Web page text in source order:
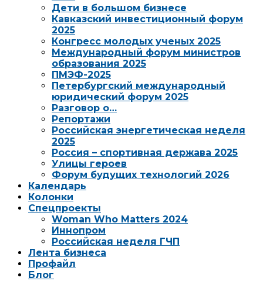
Дети в большом бизнесе
Кавказский инвестиционный форум
2025
Конгресс молодых ученых 2025
Международный форум министров
образования 2025
ПМЭФ-2025
Петербургский международный
юридический форум 2025
Разговор о…
Репортажи
Российская энергетическая неделя
2025
Россия – спортивная держава 2025
Улицы героев
Форум будущих технологий 2026
Календарь
Колонки
Спецпроекты
Woman Who Matters 2024
Иннопром
Российская неделя ГЧП
Лента бизнеса
Профайл
Блог